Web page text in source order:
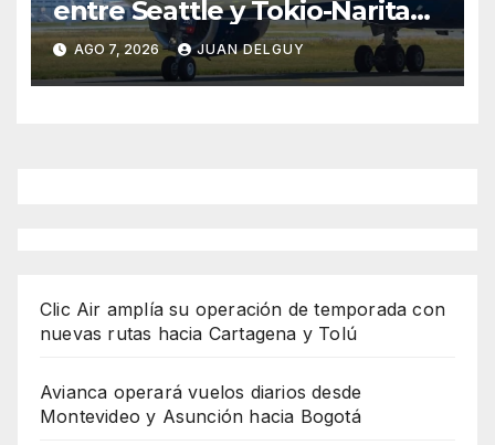
entre Seattle y Tokio-Narita
desde marzo de 2027
AGO 7, 2026 JUAN DELGUY
Clic Air amplía su operación de temporada con
nuevas rutas hacia Cartagena y Tolú
Avianca operará vuelos diarios desde
Montevideo y Asunción hacia Bogotá